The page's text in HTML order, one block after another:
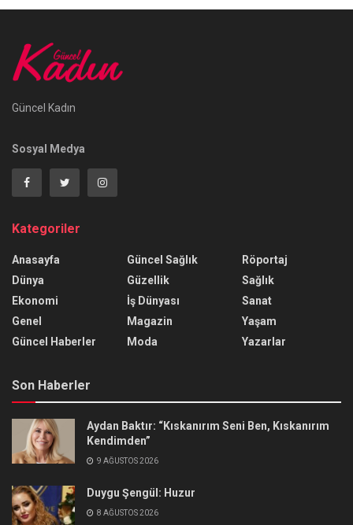
Güncel Kadın
Sosyal Medya
Kategoriler
Anasayfa
Dünya
Ekonomi
Genel
Güncel Haberler
Güncel Sağlık
Güzellik
İş Dünyası
Magazin
Moda
Röportaj
Sağlık
Sanat
Yaşam
Yazarlar
Son Haberler
Aydan Baktır: “Kıskanırım Seni Ben, Kıskanırım
Kendimden”
9 AĞUSTOS 2026
Duygu Şengül: Huzur
8 AĞUSTOS 2026